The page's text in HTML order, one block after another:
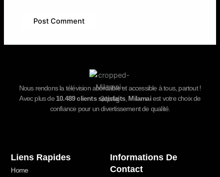
Nous rendons la télévision abordable et accessible à tous, partout !
Avec plus de10.489clients satisfaits Milamaiest votre choix de
confiance pour un divertissement de qualité.
Liens Rapides
Home
Informations De
Contact